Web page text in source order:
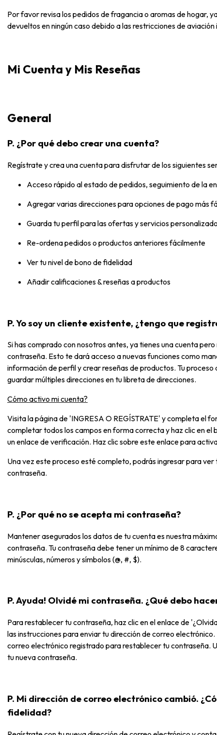
Por favor revisa los pedidos de fragancia o aromas de hogar,
devueltos en ningún caso debido a las restricciones de
Mi Cuenta y Mis Reseñas
General
P. ¿Por qué debo crear una cuenta?
Regístrate y crea una cuenta para disfrutar de los siguientes
Acceso rápido al estado de pedidos, seguimiento de la
Agregar varias direcciones para opciones de pago más
Guarda tu perfil para las ofertas y servicios
Re-ordena pedidos o productos anteriores fácilmente
Ver tu nivel de bono de fidelidad
Añadir calificaciones & reseñas a productos
P. Yo soy un cliente existente, ¿tengo que
Si has comprado con nosotros antes, ya tienes una cuenta
contraseña. Esto te dará acceso a nuevas funciones como
información de perfil y crear reseñas de productos. Tu
guardar múltiples direcciones en tu libreta de direcciones.
Cómo activo mi cuenta?
Visita la página de 'INGRESA O REGÍSTRATE' y completa el
completar todos los campos en forma correcta y haz clic en
un enlace de verificación. Haz clic sobre este enlace para
Una vez este proceso esté completo, podrás ingresar para
contraseña.
P. ¿Por qué no se acepta mi contraseña?
Mantener asegurados los datos de tu cuenta es nuestra
contraseña. Tu contraseña debe tener un mínimo de 8
minúsculas, números y símbolos (@, #, $).
P. Ayuda! Olvidé mi contraseña. ¿Qué debo
Para restablecer tu contraseña, haz clic en el enlace de
las instrucciones para enviar tu dirección de correo
correo electrónico registrado para restablecer tu contraseña.
tu nueva contraseña.
P. Mi dirección de correo electrónico cambió.
fidelidad?